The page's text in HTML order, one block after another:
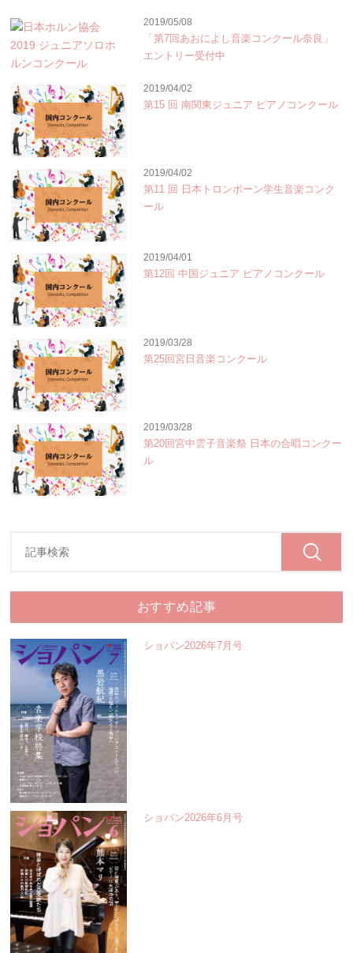
2019/05/08
「第7回あおによし音楽コンクール奈良」
エントリー受付中
2019/04/02
第15 回 南関東ジュニア ピアノコンクール
2019/04/02
第11 回 日本トロンボーン学生音楽コンク
ール
2019/04/01
第12回 中国ジュニア ピアノコンクール
2019/03/28
第25回宮日音楽コンクール
2019/03/28
第20回宮中雲子音楽祭 日本の合唱コンクー
ル
おすすめ記事
ショパン2026年7月号
ショパン2026年6月号